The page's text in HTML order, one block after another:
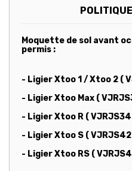
Moquette de sol avant
permis :
- Ligier Xtoo 1 / Xtoo 2 (
- Ligier Xtoo Max (
- Ligier Xtoo R (
- Ligier Xtoo S (
- Ligier Xtoo RS (